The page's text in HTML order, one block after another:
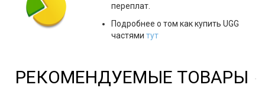
переплат.
Подробнее о том как купить UGG
частями тут
РЕКОМЕНДУЕМЫЕ ТОВАРЫ